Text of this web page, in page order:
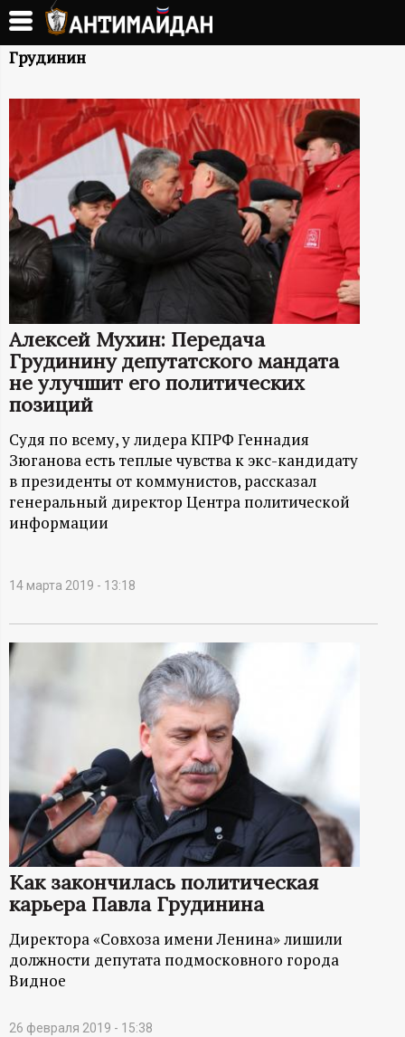
Перейти
основному
А
Н
Т
И
М
А
Й
Д
А
Н
-
и
н
ф
о
а
ц
и
о
н
н
Грудинин
Алексей Мухин: Передача
Грудинину депутатского мандата
не улучшит его политических
позиций
Судя по всему, у лидера КПРФ Геннадия
Зюганова есть теплые чувства к экс-кандидату
в президенты от коммунистов, рассказал
генеральный директор Центра политической
информации
14 марта 2019 - 13:18
Как закончилась политическая
карьера Павла Грудинина
Директора «Совхоза имени Ленина» лишили
должности депутата подмосковного города
Видное
26 февраля 2019 - 15:38